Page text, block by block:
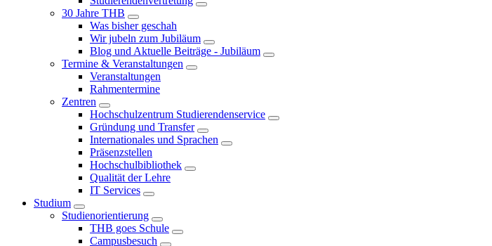
30 Jahre THB
Was bisher geschah
Wir jubeln zum Jubiläum
Blog und Aktuelle Beiträge - Jubiläum
Termine & Veranstaltungen
Veranstaltungen
Rahmentermine
Zentren
Hochschulzentrum Studierendenservice
Gründung und Transfer
Internationales und Sprachen
Präsenzstellen
Hochschulbibliothek
Qualität der Lehre
IT Services
Studium
Studienorientierung
THB goes Schule
Campusbesuch